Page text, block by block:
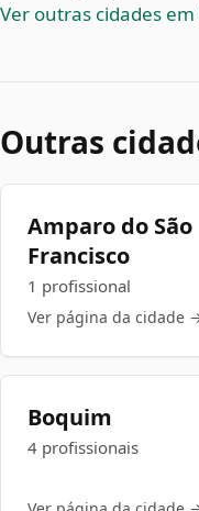
Ver outras cidades em
Outras
Amparo do São
Francisco
1 profissional
Ver página da cidade
Boquim
4 profissionais